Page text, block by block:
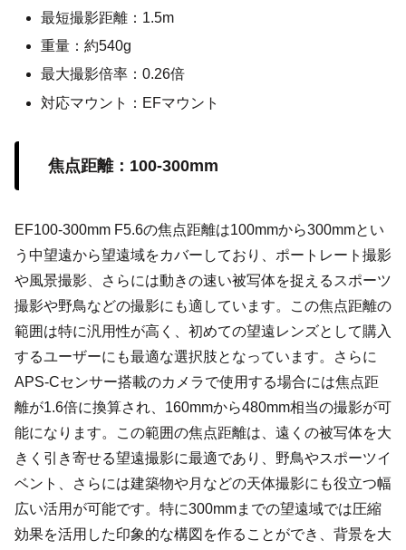
最短撮影距離：1.5m
重量：約540g
最大撮影倍率：0.26倍
対応マウント：EFマウント
焦点距離：100-300mm
EF100-300mm F5.6の焦点距離は100mmから300mmとい
う中望遠から望遠域をカバーしており、ポートレート撮影
や風景撮影、さらには動きの速い被写体を捉えるスポーツ
撮影や野鳥などの撮影にも適しています。この焦点距離の
範囲は特に汎用性が高く、初めての望遠レンズとして購入
するユーザーにも最適な選択肢となっています。さらに
APS-Cセンサー搭載のカメラで使用する場合には焦点距
離が1.6倍に換算され、160mmから480mm相当の撮影が可
能になります。この範囲の焦点距離は、遠くの被写体を大
きく引き寄せる望遠撮影に最適であり、野鳥やスポーツイ
ベント、さらには建築物や月などの天体撮影にも役立つ幅
広い活用が可能です。特に300mmまでの望遠域では圧縮
効果を活用した印象的な構図を作ることができ、背景を大